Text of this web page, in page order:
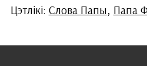
Цэтлікі: Слова Папы, Папа